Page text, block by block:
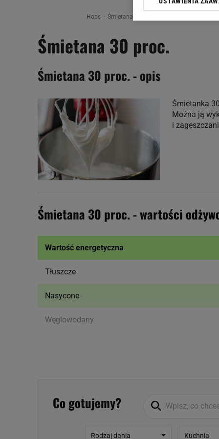
Haps Śmietana 30 proc.
Śmietana 30 proc.
Śmietana 30 proc. - opis
Śmietanka
Można ją
i
Śmietana 30 proc. - wartości
Wartość energetyczna
Tłuszcze
Nasycone
Węglowodany
Co gotujemy?
Rodzaj dania Kuchnia
Klikając „Akceptuję”
odnośnik „Ustawienia
plików cookie możliwa
Użycie dokładnych
Przechowywanie
badnie odbiorców i